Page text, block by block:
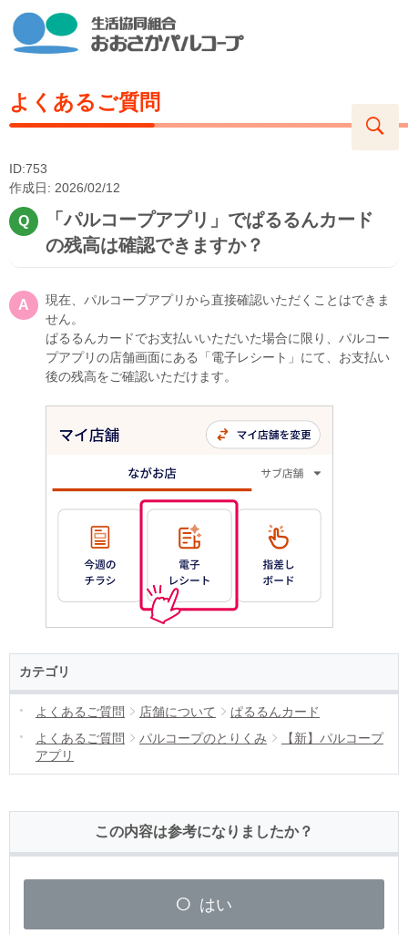
よくあるご質問
ID:753
作成日: 2026/02/12
「パルコープアプリ」でぱるるんカード
の残高は確認できますか？
現在、パルコープアプリから直接確認いただくことはできま
せん。
ぱるるんカードでお支払いいただいた場合に限り、パルコー
プアプリの店舗画面にある「電子レシート」にて、お支払い
後の残高をご確認いただけます。
カテゴリ
よくあるご質問 店舗について
ぱるるんカード
よくあるご質問
パルコープのとりくみ
【新】パルコープ
アプリ
この内容は参考になりましたか？
はい